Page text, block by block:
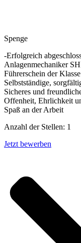
Spenge
-Erfolgreich
Anlagenmechaniker
Führerschein der
Selbstständige,
Sicheres und
Offenheit, Ehrlichkeit
Spaß an der Arbeit
Anzahl der Stellen: 1
Jetzt bewerben